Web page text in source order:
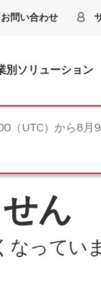
お問い合わせ
別ソリューション
（UTC）から8月
ん
っていま